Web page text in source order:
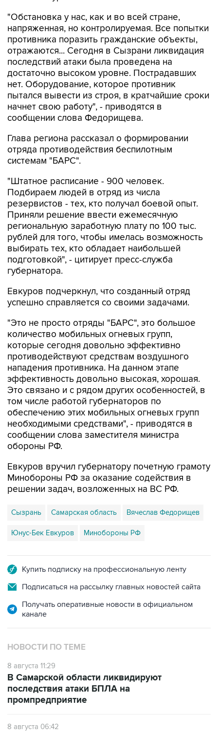
"Обстановка у нас, как и во всей стране,
напряженная, но контролируемая. Все попытки
противника поразить гражданские объекты,
отражаются... Сегодня в Сызрани ликвидация
последствий атаки была проведена на
достаточно высоком уровне. Пострадавших
нет. Оборудование, которое противник
пытался вывести из строя, в кратчайшие сроки
начнет свою работу", - приводятся в
сообщении слова Федорищева.
Глава региона рассказал о формировании
отряда противодействия беспилотным
системам "БАРС".
"Штатное расписание - 900 человек.
Подбираем людей в отряд из числа
резервистов - тех, кто получал боевой опыт.
Приняли решение ввести ежемесячную
региональную заработную плату по 100 тыс.
рублей для того, чтобы имелась возможность
выбирать тех, кто обладает наибольшей
подготовкой", - цитирует пресс-служба
губернатора.
Евкуров подчеркнул, что созданный отряд
успешно справляется со своими задачами.
"Это не просто отряды "БАРС", это большое
количество мобильных огневых групп,
которые сегодня довольно эффективно
противодействуют средствам воздушного
нападения противника. На данном этапе
эффективность довольно высокая, хорошая.
Это связано и с рядом других особенностей, в
том числе работой губернаторов по
обеспечению этих мобильных огневых групп
необходимыми средствами", - приводятся в
сообщении слова заместителя министра
обороны РФ.
Евкуров вручил губернатору почетную грамоту
Минобороны РФ за оказание содействия в
решении задач, возложенных на ВС РФ.
Сызрань Самарская область Вячеслав Федорищев
Юнус-Бек Евкуров Минобороны РФ
Купить подписку на профессиональную ленту
Подписаться на рассылку главных новостей сайта
Получать оперативные новости в официальном
канале
НОВОСТИ ПО ТЕМЕ
8 августа 11:29
В Самарской области ликвидируют
последствия атаки БПЛА на
промпредприятие
8 августа 06:42